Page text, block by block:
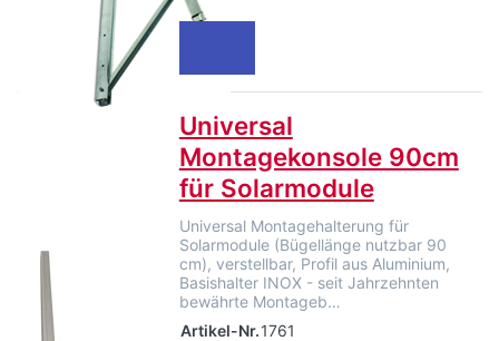
Universal
Montagekonsole 90cm
für Solarmodule
Universal Montagehalterung für
Solarmodule (Bügellänge nutzbar 90
cm), verstellbar, Profil aus Aluminium,
Basishalter INOX - seit Jahrzehnten
bewährte Montageb…
Artikel-Nr.1761